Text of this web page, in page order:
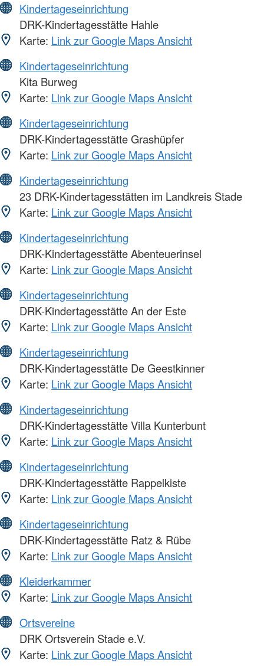
Kindertageseinrichtung
DRK-Kindertagesstätte Hahle
Karte: Link zur Google Maps Ansicht
Kindertageseinrichtung
Kita Burweg
Karte: Link zur Google Maps Ansicht
Kindertageseinrichtung
DRK-Kindertagesstätte Grashüpfer
Karte: Link zur Google Maps Ansicht
Kindertageseinrichtung
23 DRK-Kindertagesstätten im Landkreis Stade
Karte: Link zur Google Maps Ansicht
Kindertageseinrichtung
DRK-Kindertagesstätte Abenteuerinsel
Karte: Link zur Google Maps Ansicht
Kindertageseinrichtung
DRK-Kindertagesstätte An der Este
Karte: Link zur Google Maps Ansicht
Kindertageseinrichtung
DRK-Kindertagesstätte De Geestkinner
Karte: Link zur Google Maps Ansicht
Kindertageseinrichtung
DRK-Kindertagesstätte Villa Kunterbunt
Karte: Link zur Google Maps Ansicht
Kindertageseinrichtung
DRK-Kindertagesstätte Rappelkiste
Karte: Link zur Google Maps Ansicht
Kindertageseinrichtung
DRK-Kindertagesstätte Ratz & Rübe
Karte: Link zur Google Maps Ansicht
Kleiderkammer
Karte: Link zur Google Maps Ansicht
Ortsvereine
DRK Ortsverein Stade e.V.
Karte: Link zur Google Maps Ansicht